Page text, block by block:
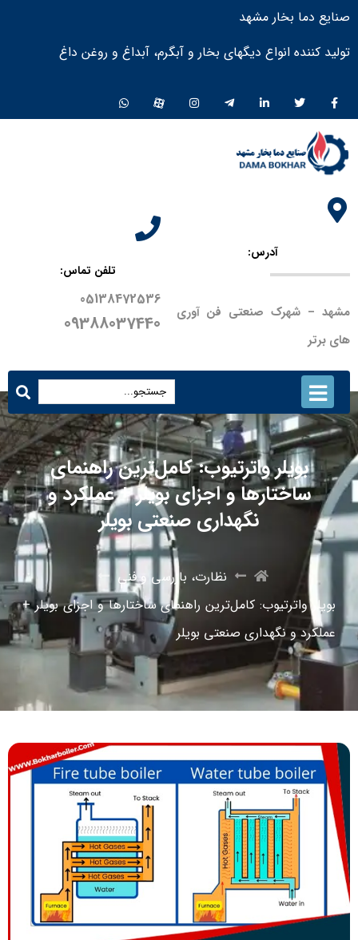
صنایع دما بخار مشهد
تولید کننده انواع دیگهای بخار و آبگرم، آبداغ و روغن داغ ​
آدرس:
مشهد – شهرک صنعتی فن آوری
های برتر
تلفن تماس:
05138472536
09388037440
بویلر واترتیوب: کامل‌ترین راهنمای
ساختارها و اجزای بویلر + عملکرد و
نگهداری صنعتی بویلر
نظارت، بازرسی و فنی
بویلر واترتیوب: کامل‌ترین راهنمای ساختارها و اجزای بویلر +
عملکرد و نگهداری صنعتی بویلر